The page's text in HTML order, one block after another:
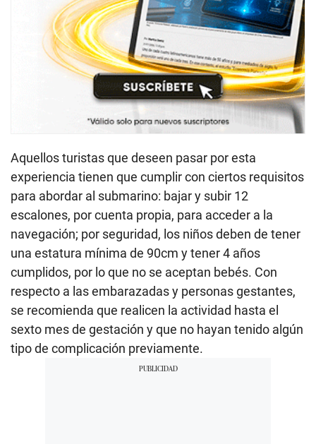
Aquellos turistas que deseen pasar por esta
experiencia tienen que cumplir con ciertos requisitos
para abordar al submarino: bajar y subir 12
escalones, por cuenta propia, para acceder a la
navegación; por seguridad, los niños deben de tener
una estatura mínima de 90cm y tener 4 años
cumplidos, por lo que no se aceptan bebés. Con
respecto a las embarazadas y personas gestantes,
se recomienda que realicen la actividad hasta el
sexto mes de gestación y que no hayan tenido algún
tipo de complicación previamente.